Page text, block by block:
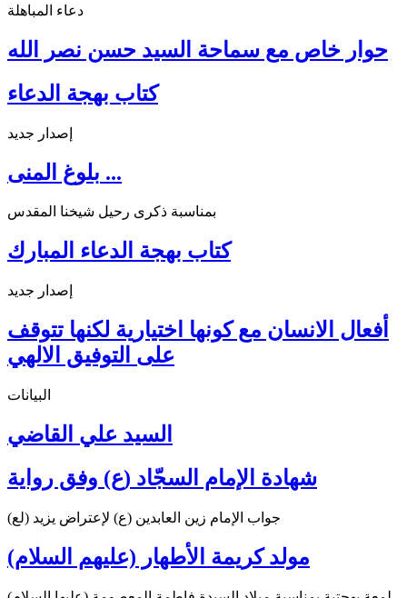
دعاء المباهلة
حوار خاص مع سماحة السيد حسن نصر الله
كتاب بهجة الدعاء
إصدار جديد
بلوغ المنى ...
بمناسبة ذكرى رحيل شيخنا المقدس
كتاب بهجة الدعاء المبارك
إصدار جديد
أفعال الانسان مع كونها اختيارية لكنها تتوقف
على التوفيق الالهي
البيانات
السيد علي القاضي
شهادة الإمام السجّاد (ع) وفق رواية
جواب الإمام زين العابدين (ع) لإعتراض يزيد (لع)
مولد كريمة الأطهار (عليهم السلام)